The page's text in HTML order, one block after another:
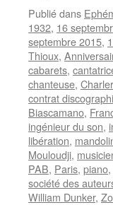
Publié dans
1932, 16
septembre 2015,
Thioux,
cabarets,
chanteuse,
contrat
Biascamano,
ingénieur du son,
libération,
Mouloudji,
PAB, Paris, piano,
société des
William Dunker,